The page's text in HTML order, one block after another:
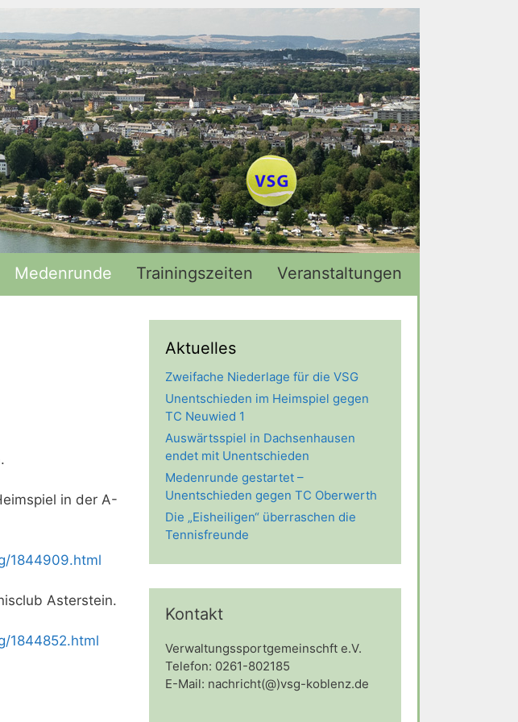
Medenrunde Trainingszeiten Veranstaltungen
in der A-
1844909.html
Asterstein.
1844852.html
Aktuelles
Zweifache Niederlage für die VSG
Unentschieden im Heimspiel gegen
TC Neuwied 1
Auswärtsspiel in Dachsenhausen
endet mit Unentschieden
Medenrunde gestartet –
Unentschieden gegen TC Oberwerth
Die „Eisheiligen“ überraschen die
Tennisfreunde
Kontakt
Verwaltungssportgemeinschft e.V.
Telefon: 0261-802185
E-Mail: nachricht(@)vsg-koblenz.de